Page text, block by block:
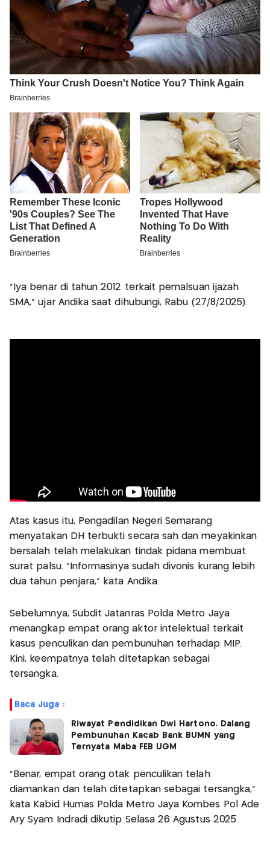
"Iya benar di tahun 2012 terkait pemalsuan ijazah
SMA," ujar Andika saat dihubungi, Rabu (27/8/2025).
Atas kasus itu, Pengadilan Negeri Semarang
menyatakan DH terbukti secara sah dan meyakinkan
bersalah telah melakukan tindak pidana membuat
surat palsu. "Informasinya sudah divonis kurang lebih
dua tahun penjara," kata Andika.
Sebelumnya, Subdit Jatanras Polda Metro Jaya
menangkap empat orang aktor intelektual terkait
kasus penculikan dan pembunuhan terhadap MIP.
Kini, keempatnya telah ditetapkan sebagai
tersangka.
Baca Juga :
Riwayat Pendidikan Dwi Hartono, Dalang
Pembunuhan Kacab Bank BUMN yang
Ternyata Maba FEB UGM
“Benar, empat orang otak penculikan telah
diamankan dan telah ditetapkan sebagai tersangka,”
kata Kabid Humas Polda Metro Jaya Kombes Pol Ade
Ary Syam Indradi dikutip Selasa 26 Agustus 2025.